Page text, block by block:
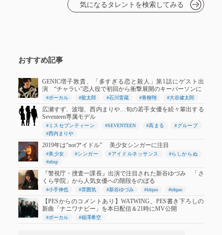
気になるタレントを検索してみる
おすすめ記事
GENIC増子敦貴、「多すぎる恋と殺人」第1話にゲスト出
演 “チャラい”恋人役で初回から衝撃展開のキーパーソンに
#ボーカル #龍太郎 #石川雷蔵 #青柳翔 #大谷健太郎
広瀬すず、波瑠、西内まりや…旬の若手女優を続々輩出する
Seventeen専属モデル
#ミスセブンティーン #SEVENTEEN #高まる
#グループ
#西内まりや
2019年は“notアイドル” 美少女シンガーに注目
#美少女 #シンガー #アイドルネッサンス
#らしからぬ
#nbsp
『警視庁・捜査一課長』出演で注目された新谷ゆづみ 「さ
くら学院」から人気女優への階段をのぼる
#小手伸也 #雰囲気 #新谷ゆづみ #ldquo #rdquo
【PESからのコメントあり】WATWING、PES書き下ろしの
新曲「ナニワナビー」を本日配信＆21時にMV公開
#ボーカル #福澤希空